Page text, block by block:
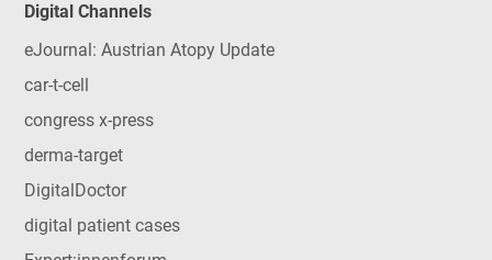
Digital Channels
eJournal: Austrian Atopy Update
car-t-cell
congress x-press
derma-target
DigitalDoctor
digital patient cases